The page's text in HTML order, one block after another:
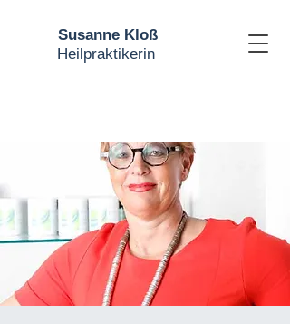
Susanne Kloß
Heilpraktikerin